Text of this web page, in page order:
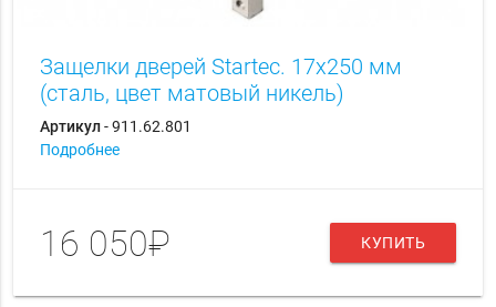
Защелки дверей Startec. 17х250 мм
(сталь, цвет матовый никель)
Артикул- 911.62.801
Подробнее
16 050₽ КУПИТЬ